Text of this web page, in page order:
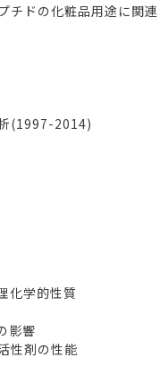
ドの化粧品用途に関連
(1997-2014)
化学的性質
影響
性剤の性能